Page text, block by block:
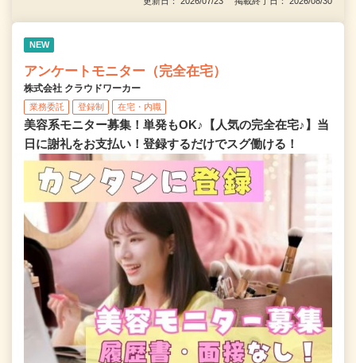
NEW
アンケートモニター（完全在宅）
株式会社 クラウドワーカー
業務委託 登録制 在宅・内職
美容系モニター募集！単発もOK♪【人気の完全在宅♪】当
日に謝礼をお支払い！登録するだけでスグ働ける！